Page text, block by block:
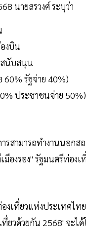
นายสรวงศ์ ระบุว่า
งบิน
สนับสนุน
60% รัฐจ่าย 40%)
ประชาชนจ่าย 50%)
สามารถทำงานนอก
งรอง" รัฐมนตรีท่องเ
งเที่ยวแห่งประเทศไ
ที่ยวด้วยกัน 2568' จ